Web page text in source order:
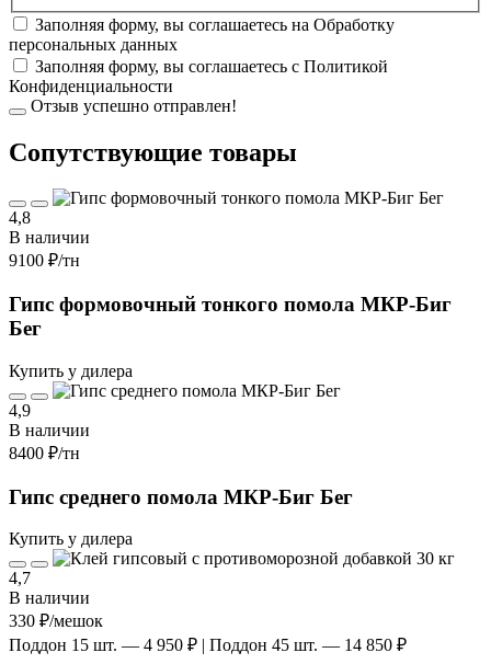
Заполняя форму, вы соглашаетесь на Обработку
персональных данных
Заполняя форму, вы соглашаетесь с Политикой
Конфиденциальности
Отзыв успешно отправлен!
Cопутствующие товары
4,8
В наличии
9100 ₽/тн
Гипс формовочный тонкого помола МКР-Биг
Бег
Купить у дилера
4,9
В наличии
8400 ₽/тн
Гипс среднего помола МКР-Биг Бег
Купить у дилера
4,7
В наличии
330 ₽/мешок
Поддон 15 шт. — 4 950 ₽ | Поддон 45 шт. — 14 850 ₽